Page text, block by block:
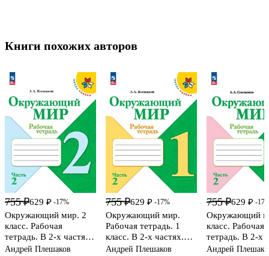
Книги похожих авторов
755 ₽629 ₽ -17%
Окружающий мир. 2
класс. Рабочая
тетрадь. В 2-х частях.
Часть 2
Андрей Плешаков
755 ₽629 ₽ -17%
Окружающий мир.
Рабочая тетрадь. 1
класс. В 2-х частях.
Часть 2
Андрей Плешаков
755 ₽629 ₽ -
Окружающий
класс. Рабочая
тетрадь. В 2-х
Часть 2
Андрей